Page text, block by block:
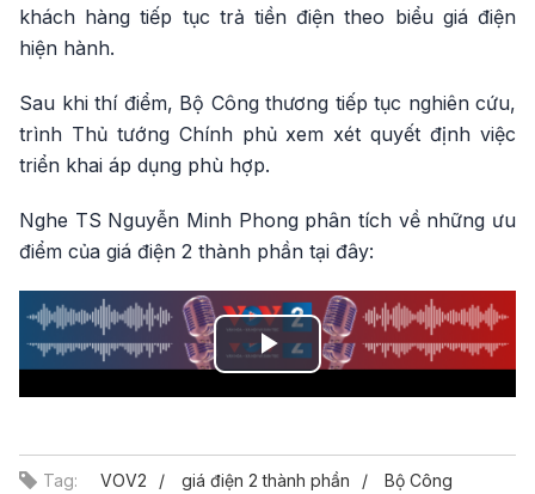
khách hàng tiếp tục trả tiền điện theo biểu giá điện
hiện hành.
Sau khi thí điểm, Bộ Công thương tiếp tục nghiên cứu,
trình Thủ tướng Chính phủ xem xét quyết định việc
triển khai áp dụng phù hợp.
Nghe TS Nguyễn Minh Phong phân tích về những ưu
điểm của giá điện 2 thành phần tại đây:
Play
Tag: VOV2 giá điện 2 thành phần Bộ Công